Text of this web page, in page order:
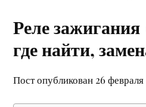
Реле
где найти,
Пост опубликован 26 февраля